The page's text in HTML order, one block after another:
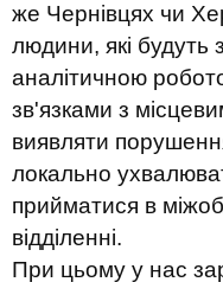
же Чернівцях чи
людини, які будуть
аналітичною
зв'язками з
виявляти
локально
прийматися в
відділенні.
При цьому у нас